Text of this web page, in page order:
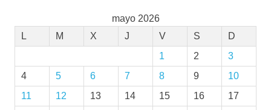
mayo 2026
L
M X J V S
D
1
2
3
4
5 6 7 8 9
10
11
12 13 14 15 16
17